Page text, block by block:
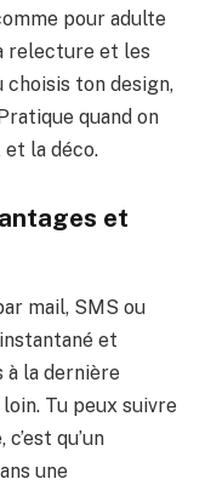
pour adulte
relecture et les
ton design,
quand on
et la déco.
et
mail, SMS ou
et
à la dernière
Tu peux suivre
qu’un
une